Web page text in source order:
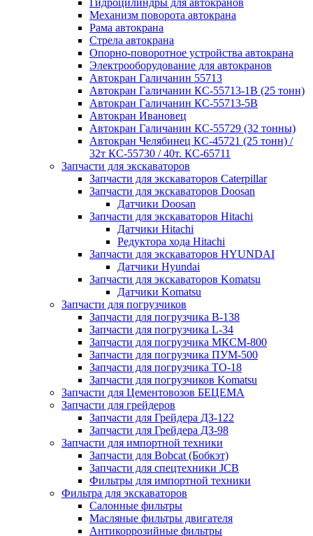
Гидроцилиндры для автокранов
Механизм поворота автокрана
Рама автокрана
Стрела автокрана
Опорно-поворотное устройства автокрана
Электрооборудование для автокранов
Автокран Галичанин 55713
Автокран Галичанин КС-55713-1В (25 тонн)
Автокран Галичанин КС-55713-5В
Автокран Ивановец
Автокран Галичанин КС-55729 (32 тонны)
Автокран Челябинец КС-45721 (25 тонн) /
32т КС-55730 / 40т. КС-65711
Запчасти для экскаваторов
Запчасти для экскаваторов Caterpillar
Запчасти для экскаваторов Doosan
Датчики Doosan
Запчасти для экскаваторов Hitachi
Датчики Hitachi
Редуктора хода Hitachi
Запчасти для экскаваторов HYUNDAI
Датчики Hyundai
Запчасти для экскаваторов Komatsu
Датчики Komatsu
Запчасти для погрузчиков
Запчасти для погрузчика B-138
Запчасти для погрузчика L-34
Запчасти для погрузчика МКСМ-800
Запчасти для погрузчика ПУМ-500
Запчасти для погрузчика ТО-18
Запчасти для погрузчиков Komatsu
Запчасти для Цементовозов БЕЦЕМА
Запчасти для грейдеров
Запчасти для Грейдера ДЗ-122
Запчасти для Грейдера ДЗ-98
Запчасти для импортной техники
Запчасти для Bobcat (Бобкэт)
Запчасти для спецтехники JCB
Фильтры для импортной техники
Фильтра для экскаваторов
Салонные фильтры
Масляные фильтры двигателя
Антикоррозийные фильтры